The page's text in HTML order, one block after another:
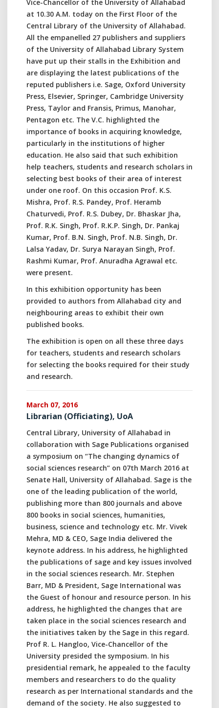
Vice-Chancellor of the University of Allahabad
at 10.30 A.M. today on the First Floor of the
Central Library of the University of Allahabad.
All the empanelled 27 publishers and suppliers
of the University of Allahabad Library System
have put up their stalls in the Exhibition and
are displaying the latest publications of the
reputed publishers i.e. Sage, Oxford University
Press, Elsevier, Springer, Cambridge University
Press, Taylor and Fransis, Primus, Manohar,
Pentagon etc. The V.C. highlighted the
importance of books in acquiring knowledge,
particularly in the institutions of higher
education. He also said that such exhibition
help teachers, students and research scholars in
selecting best books of their area of interest
under one roof. On this occasion Prof. K.S.
Mishra, Prof. R.S. Pandey, Prof. Heramb
Chaturvedi, Prof. R.S. Dubey, Dr. Bhaskar Jha,
Prof. R.K. Singh, Prof. R.K.P. Singh, Dr. Pankaj
Kumar, Prof. B.N. Singh, Prof. N.B. Singh, Dr.
Lalsa Yadav, Dr. Surya Narayan Singh, Prof.
Rashmi Kumar, Prof. Anuradha Agrawal etc.
were present.
In this exhibition opportunity has been
provided to authors from Allahabad city and
neighbouring areas to exhibit their own
published books.
The exhibition is open on all these three days
for teachers, students and research scholars
for selecting the books required for their study
and research.
March 07, 2016
Librarian (Officiating), UoA
Central Library, University of Allahabad in
collaboration with Sage Publications organised
a symposium on “The changing dynamics of
social sciences research” on 07th March 2016 at
Senate Hall, University of Allahabad. Sage is the
one of the leading publication of the world,
publishing more than 800 journals and above
800 books in social sciences, humanities,
business, science and technology etc. Mr. Vivek
Mehra, MD & CEO, Sage India delivered the
keynote address. In his address, he highlighted
the publications of sage and key issues involved
in the social sciences research. Mr. Stephen
Barr, MD & President, Sage International was
the Guest of honour and resource person. In his
address, he highlighted the changes that are
taken place in the social sciences research and
the initiatives taken by the Sage in this regard.
Prof R. L. Hangloo, Vice-Chancellor of the
University presided the symposium. In his
presidential remark, he appealed to the faculty
members and researchers to do the quality
research as per International standards and the
demand of the society. He also suggested to